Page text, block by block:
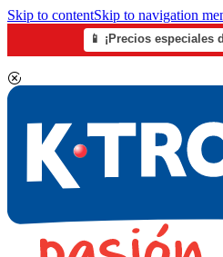
Skip to contentSkip to navigation
📱 ¡Precios especiales